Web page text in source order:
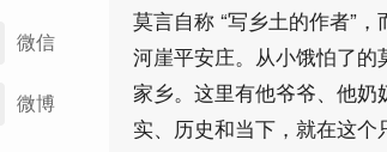
享
到
微信
微博
莫言自称 “写乡土的作者”
河崖平安庄。从小饿怕了
家乡。这里有他爷爷、他
实、历史和当下，就在这个